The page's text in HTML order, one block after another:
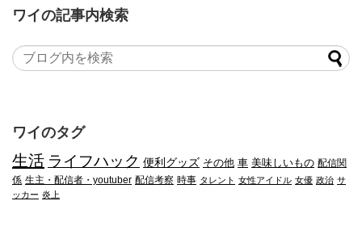
ワイの記事内検索
ワイのタグ
生活 ライフハック 便利グッズ その他 車 美味しいもの 配信関
係 生主・配信者・youtuber 配信考察 時事 タレント 女性アイドル 女優 政治 サ
ッカー 炎上